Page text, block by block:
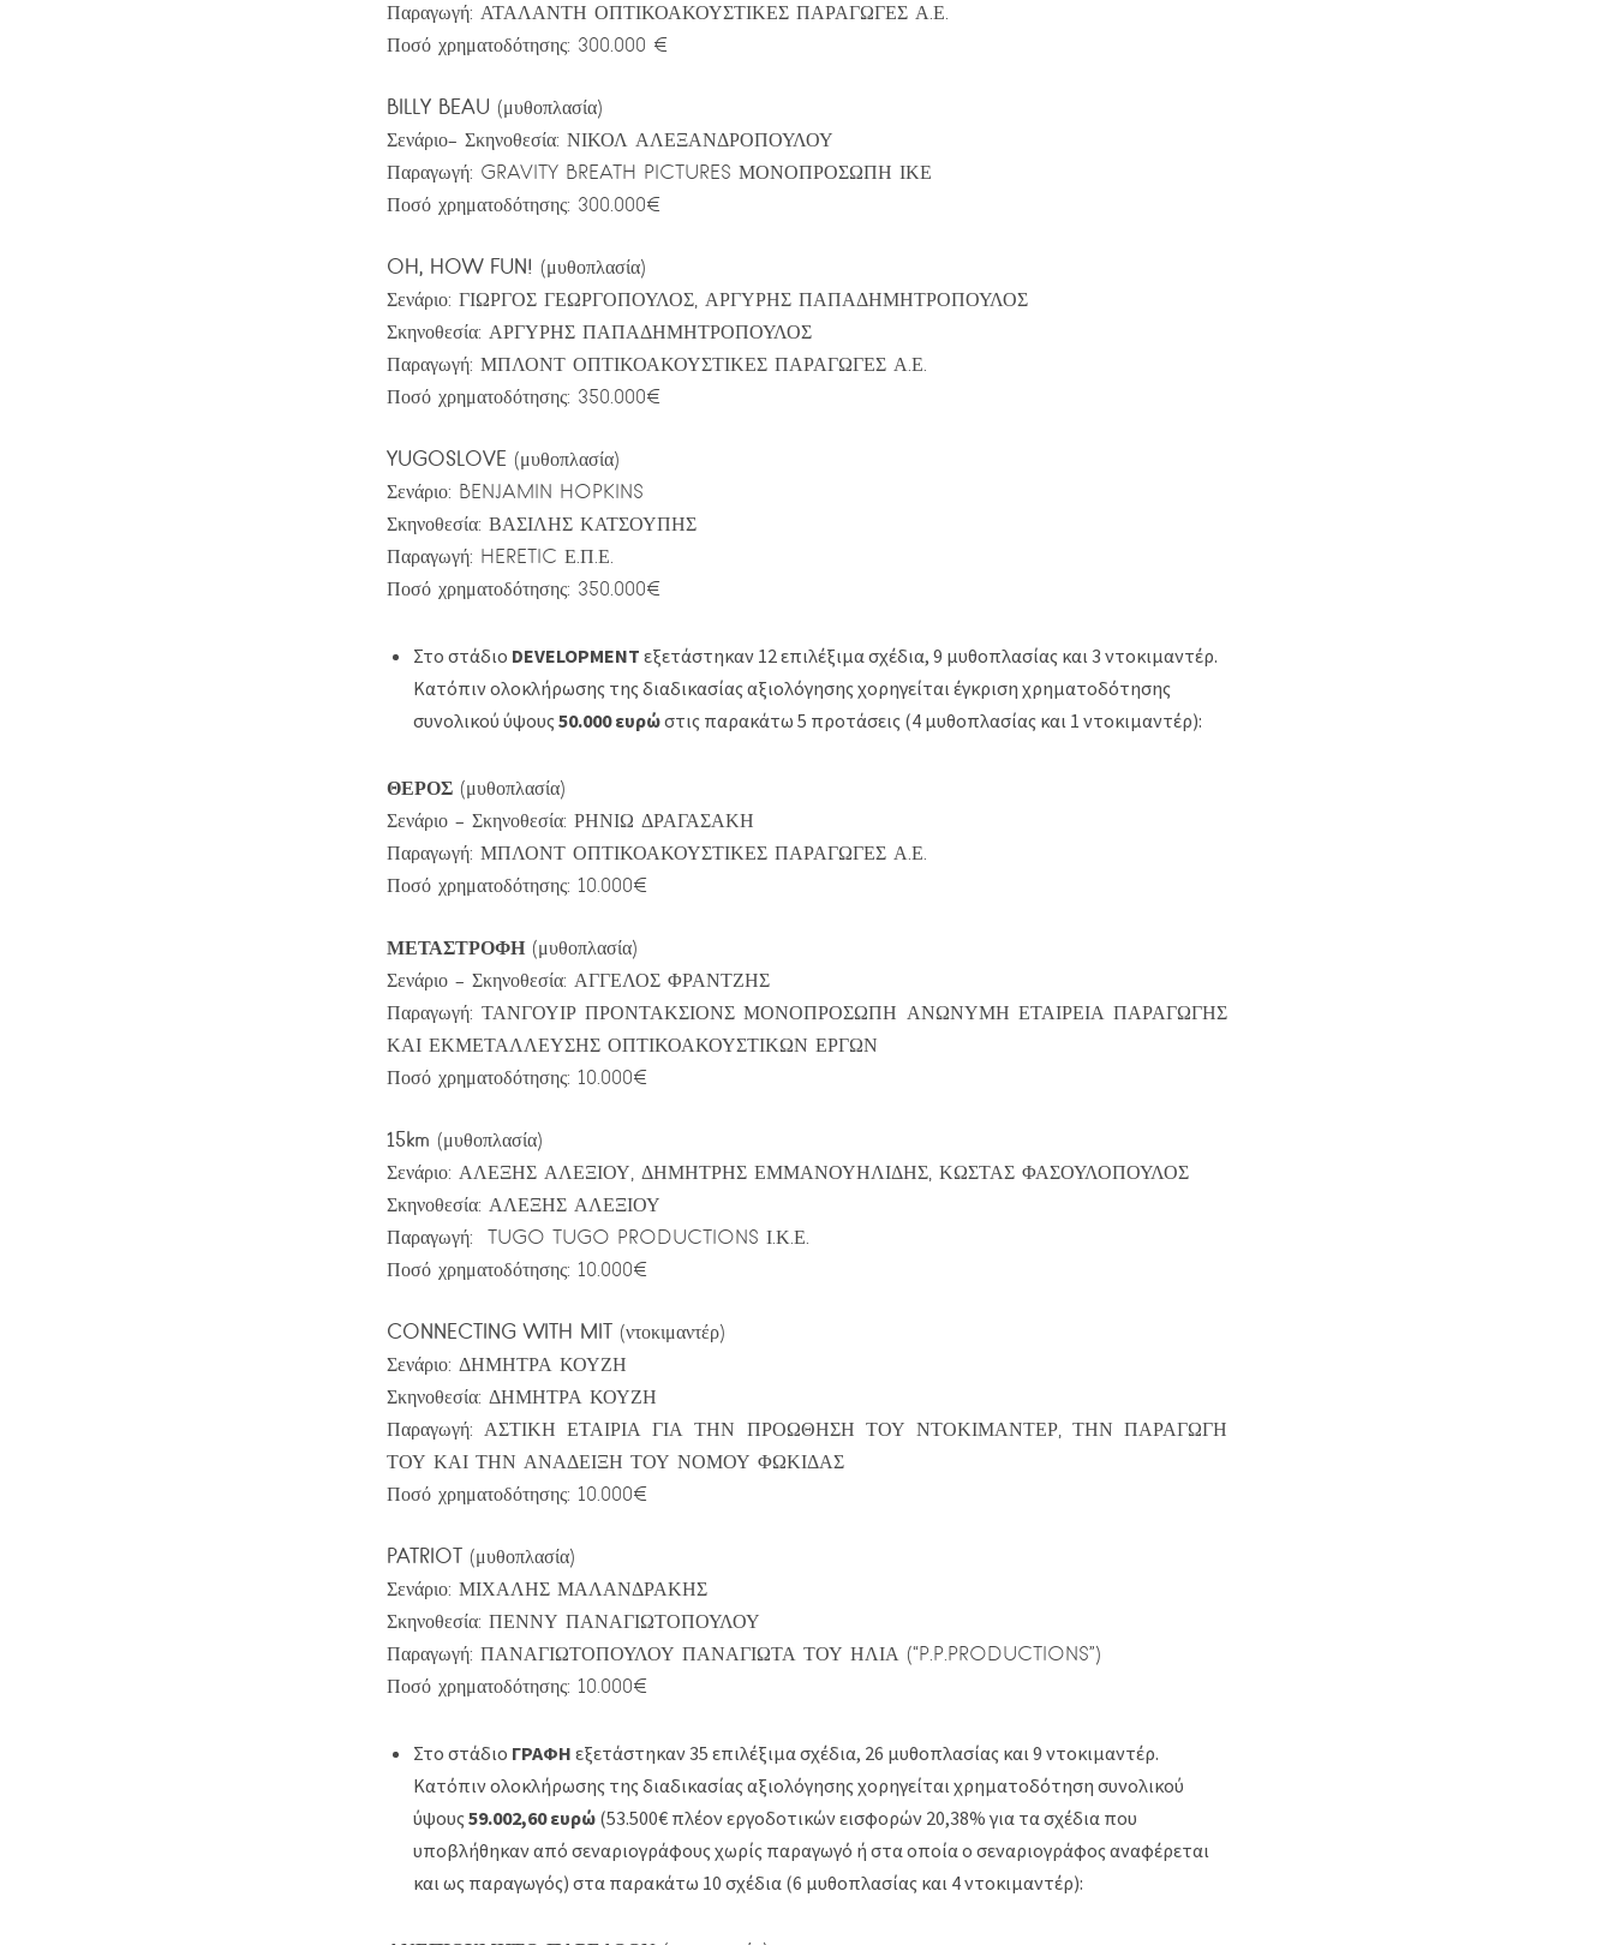
Παραγωγή: ΑΤΑΛΑΝΤΗ ΟΠΤΙΚΟΑΚΟΥΣΤΙΚΕΣ ΠΑΡΑΓΩΓΕΣ Α.Ε.
Ποσό χρηματοδότησης: 300.000 €
BILLY BEAU (μυθοπλασία)
Σενάριο- Σκηνοθεσία: ΝΙΚΟΛ ΑΛΕΞΑΝΔΡΟΠΟΥΛΟΥ
Παραγωγή: GRAVITY BREATH PICTURES ΜΟΝΟΠΡΟΣΩΠΗ ΙΚΕ
Ποσό χρηματοδότησης: 300.000€
OH, HOW FUN! (μυθοπλασία)
Σενάριο: ΓΙΩΡΓΟΣ ΓΕΩΡΓΟΠΟΥΛΟΣ, ΑΡΓΥΡΗΣ ΠΑΠΑΔΗΜΗΤΡΟΠΟΥΛΟΣ
Σκηνοθεσία: ΑΡΓΥΡΗΣ ΠΑΠΑΔΗΜΗΤΡΟΠΟΥΛΟΣ
Παραγωγή: ΜΠΛΟΝΤ ΟΠΤΙΚΟΑΚΟΥΣΤΙΚΕΣ ΠΑΡΑΓΩΓΕΣ Α.Ε.
Ποσό χρηματοδότησης: 350.000€
YUGOSLOVE (μυθοπλασία)
Σενάριο: BENJAMIN HOPKINS
Σκηνοθεσία: ΒΑΣΙΛΗΣ ΚΑΤΣΟΥΠΗΣ
Παραγωγή: HERETIC Ε.Π.Ε.
Ποσό χρηματοδότησης: 350.000€
Στο στάδιο DEVELOPMENT εξετάστηκαν 12 επιλέξιμα σχέδια, 9 μυθοπλασίας και 3 ντοκιμαντέρ.
Κατόπιν ολοκλήρωσης της διαδικασίας αξιολόγησης χορηγείται έγκριση χρηματοδότησης
συνολικού ύψους 50.000 ευρώστις παρακάτω 5 προτάσεις (4 μυθοπλασίας και 1 ντοκιμαντέρ):
ΘΕΡΟΣ (μυθοπλασία)
Σενάριο – Σκηνοθεσία: ΡΗΝΙΩ ΔΡΑΓΑΣΑΚΗ
Παραγωγή: ΜΠΛΟΝΤ ΟΠΤΙΚΟΑΚΟΥΣΤΙΚΕΣ ΠΑΡΑΓΩΓΕΣ Α.Ε.
Ποσό χρηματοδότησης: 10.000€
ΜΕΤΑΣΤΡΟΦΗ (μυθοπλασία)
Σενάριο – Σκηνοθεσία: ΑΓΓΕΛΟΣ ΦΡΑΝΤΖΗΣ
Παραγωγή: ΤΑΝΓΟΥΙΡ ΠΡΟΝΤΑΚΣΙΟΝΣ ΜΟΝΟΠΡΟΣΩΠΗ ΑΝΩΝΥΜΗ ΕΤΑΙΡΕΙΑ ΠΑΡΑΓΩΓΗΣ
ΚΑΙ ΕΚΜΕΤΑΛΛΕΥΣΗΣ ΟΠΤΙΚΟΑΚΟΥΣΤΙΚΩΝ ΕΡΓΩΝ
Ποσό χρηματοδότησης: 10.000€
15km (μυθοπλασία)
Σενάριο: ΑΛΕΞΗΣ ΑΛΕΞΙΟΥ, ΔΗΜΗΤΡΗΣ ΕΜΜΑΝΟΥΗΛΙΔΗΣ, ΚΩΣΤΑΣ ΦΑΣΟΥΛΟΠΟΥΛΟΣ
Σκηνοθεσία: ΑΛΕΞΗΣ ΑΛΕΞΙΟΥ
Παραγωγή: TUGO TUGO PRODUCTIONS Ι.Κ.Ε.
Ποσό χρηματοδότησης: 10.000€
CONNECTING WITH MIT (ντοκιμαντέρ)
Σενάριο: ΔΗΜΗΤΡΑ ΚΟΥΖΗ
Σκηνοθεσία: ΔΗΜΗΤΡΑ ΚΟΥΖΗ
Παραγωγή: ΑΣΤΙΚΗ ΕΤΑΙΡΙΑ ΓΙΑ ΤΗΝ ΠΡΟΩΘΗΣΗ ΤΟΥ ΝΤΟΚΙΜΑΝΤΕΡ, ΤΗΝ ΠΑΡΑΓΩΓΗ
ΤΟΥ ΚΑΙ ΤΗΝ ΑΝΑΔΕΙΞΗ ΤΟΥ ΝΟΜΟΥ ΦΩΚΙΔΑΣ
Ποσό χρηματοδότησης: 10.000€
PATRIOT (μυθοπλασία)
Σενάριο: ΜΙΧΑΛΗΣ ΜΑΛΑΝΔΡΑΚΗΣ
Σκηνοθεσία: ΠΕΝΝΥ ΠΑΝΑΓΙΩΤΟΠΟΥΛΟΥ
Παραγωγή: ΠΑΝΑΓΙΩΤΟΠΟΥΛΟΥ ΠΑΝΑΓΙΩΤΑ ΤΟΥ ΗΛΙΑ (“P.P.PRODUCTIONS”)
Ποσό χρηματοδότησης: 10.000€
Στο στάδιο ΓΡΑΦΗ εξετάστηκαν 35 επιλέξιμα σχέδια, 26 μυθοπλασίας και 9 ντοκιμαντέρ.
Κατόπιν ολοκλήρωσης της διαδικασίας αξιολόγησης χορηγείται χρηματοδότηση συνολικού
ύψους 59.002,60 ευρώ (53.500€ πλέον εργοδοτικών εισφορών 20,38% για τα σχέδια που
υποβλήθηκαν από σεναριογράφους χωρίς παραγωγό ή στα οποία ο σεναριογράφος αναφέρεται
και ως παραγωγός) στα παρακάτω 10 σχέδια (6 μυθοπλασίας και 4 ντοκιμαντέρ):